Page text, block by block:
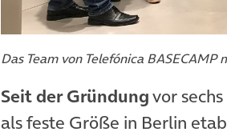
Das Team von Telefónica
Seit der Gründungvor
als feste Größe in Berlin